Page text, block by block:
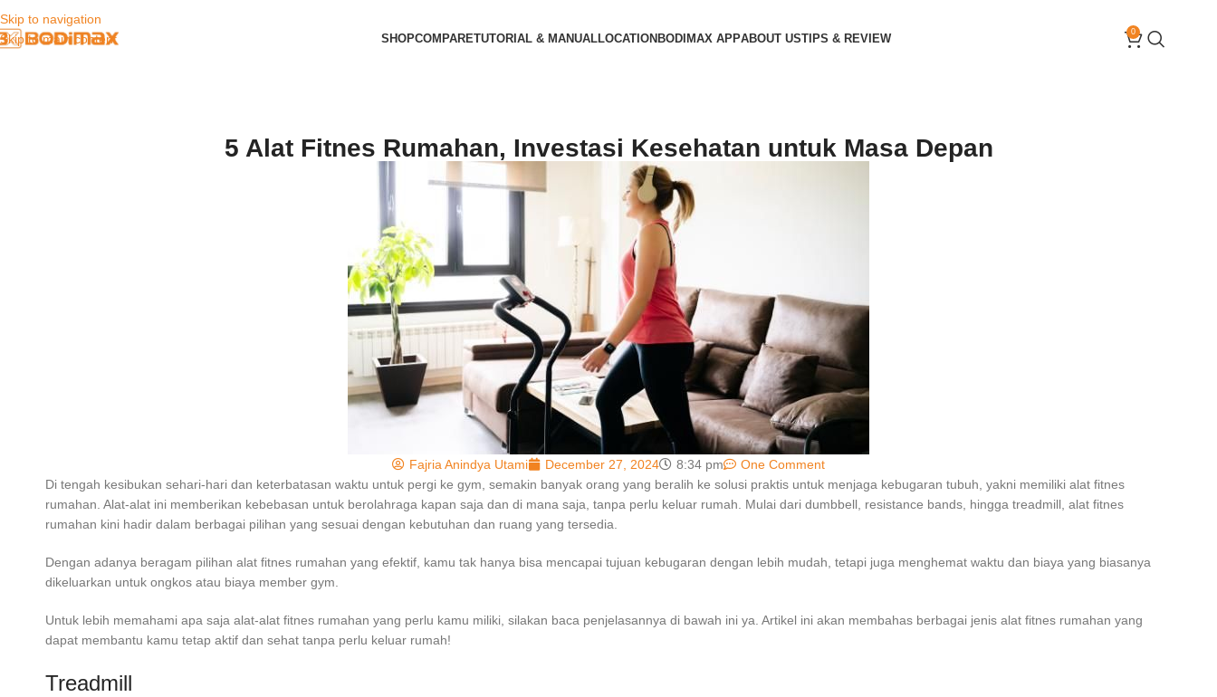
Skip to navigation
Skip to main content
SHOPCOMPARETUTORIAL & MANUALLOCATIONBODIMAX APPABOUT USTIPS & REVIEW 0
5 Alat Fitnes Rumahan, Investasi Kesehatan untuk Masa Depan
Fajria Anindya Utami December 27, 2024 8:34 pm
One Comment
Di tengah kesibukan sehari-hari dan keterbatasan waktu untuk pergi ke gym, semakin banyak orang yang beralih ke solusi praktis untuk menjaga kebugaran tubuh, yakni memiliki alat fitnes
rumahan. Alat-alat ini memberikan kebebasan untuk berolahraga kapan saja dan di mana saja, tanpa perlu keluar rumah. Mulai dari dumbbell, resistance bands, hingga treadmill, alat fitnes
rumahan kini hadir dalam berbagai pilihan yang sesuai dengan kebutuhan dan ruang yang tersedia.
Dengan adanya beragam pilihan alat fitnes rumahan yang efektif, kamu tak hanya bisa mencapai tujuan kebugaran dengan lebih mudah, tetapi juga menghemat waktu dan biaya yang biasanya
dikeluarkan untuk ongkos atau biaya member gym.
Untuk lebih memahami apa saja alat-alat fitnes rumahan yang perlu kamu miliki, silakan baca penjelasannya di bawah ini ya. Artikel ini akan membahas berbagai jenis alat fitnes rumahan yang
dapat membantu kamu tetap aktif dan sehat tanpa perlu keluar rumah!
Treadmill